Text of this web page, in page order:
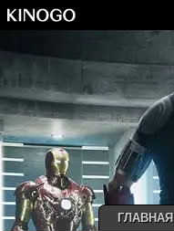
ГЛАВНАЯ